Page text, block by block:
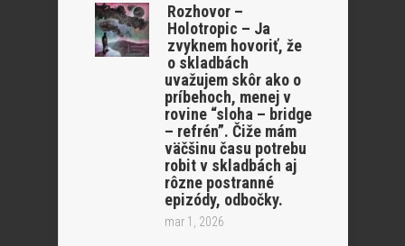
Rozhovor –
Holotropic – Ja
zvyknem hovoriť, že
o skladbách
uvažujem skôr ako o
príbehoch, menej v
rovine “sloha – bridge
– refrén”. Čiže mám
väčšinu času potrebu
robit v skladbách aj
rôzne postranné
epizódy, odbočky.
mar 1, 2026